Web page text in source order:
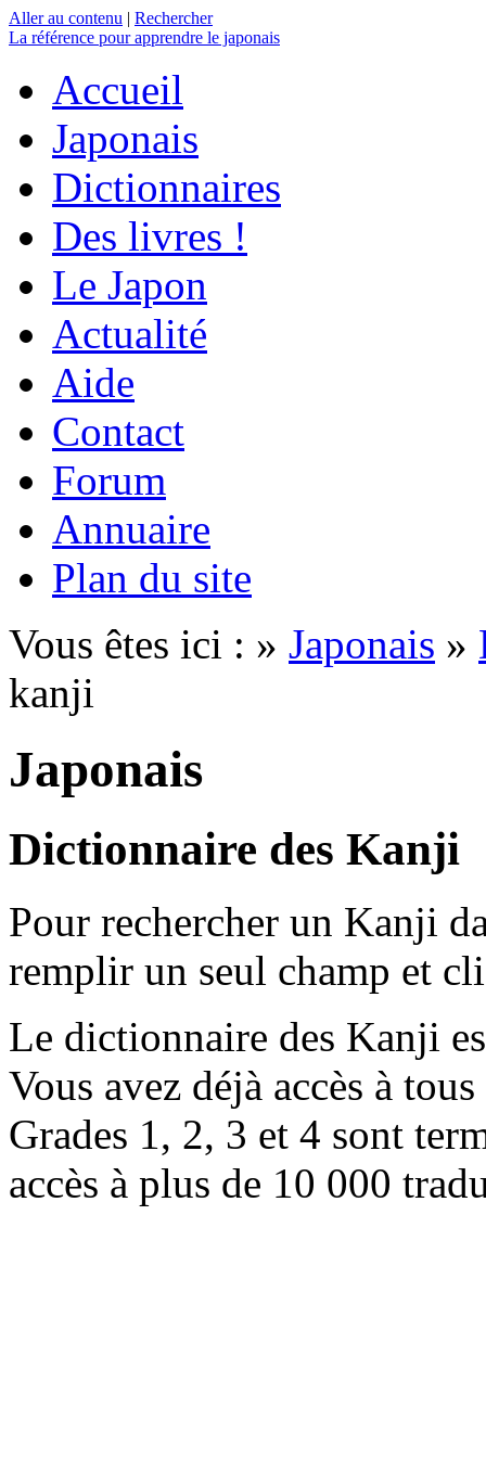
Aller au contenu | Rechercher
La référence pour apprendre le japonais
Accueil
Japonais
Dictionnaires
Des livres !
Le Japon
Actualité
Aide
Contact
Forum
Annuaire
Plan du site
Vous êtes ici : » Japonais »
kanji
Japonais
Dictionnaire des Kanji
Pour rechercher un Kanji
remplir un seul champ et
Le dictionnaire des Kanji
Vous avez déjà accès à
Grades 1, 2, 3 et 4 sont
accès à plus de 10 000